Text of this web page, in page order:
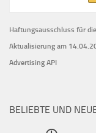
Haftungsausschluss für
Aktualisierung am
Advertising API
BELIEBTE UND